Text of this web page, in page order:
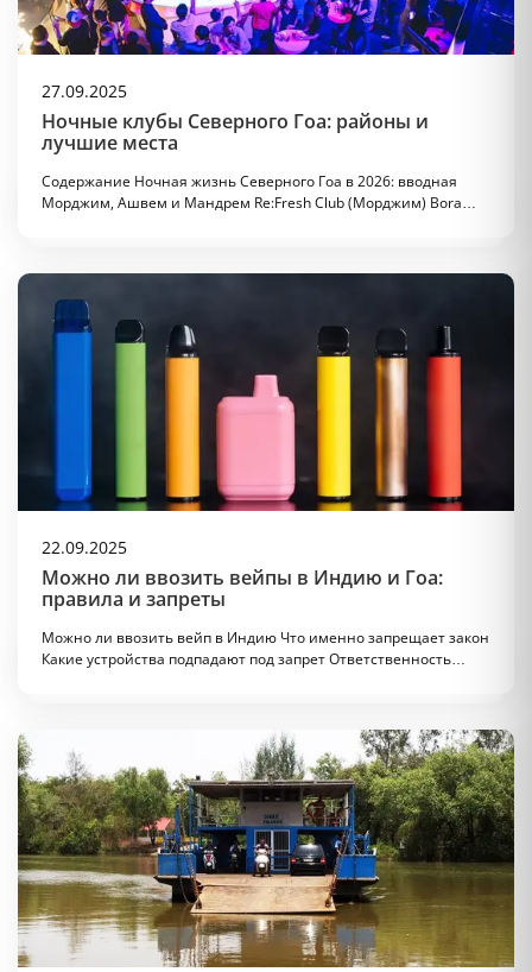
27.09.2025
Ночные клубы Северного Гоа: районы и
лучшие места
Содержание Ночная жизнь Северного Гоа в 2026: вводная
Морджим, Ашвем и Мандрем Re:Fresh Club (Морджим) Bora…
22.09.2025
Можно ли ввозить вейпы в Индию и Гоа:
правила и запреты
Можно ли ввозить вейп в Индию Что именно запрещает закон
Какие устройства подпадают под запрет Ответственность…